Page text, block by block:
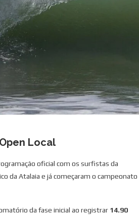
Local
oficial com os surfistas da
da Atalaia e já começaram o campeonato
da fase inicial ao registrar 14.90